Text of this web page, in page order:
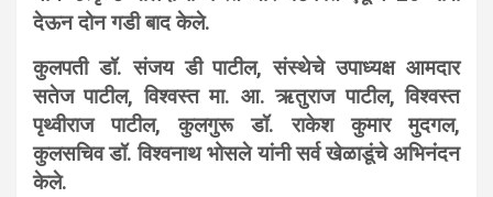
देऊन दोन गडी बाद केले.
कुलपती डॉ. संजय डी पाटील, संस्थेचे उपाध्यक्ष आमदार
सतेज पाटील, विश्वस्त मा. आ. ऋतुराज पाटील, विश्वस्त
पृथ्वीराज पाटील, कुलगुरू डॉ. राकेश कुमार मुदगल,
कुलसचिव डॉ. विश्वनाथ भोसले यांनी सर्व खेळाडूंचे अभिनंदन
केले.